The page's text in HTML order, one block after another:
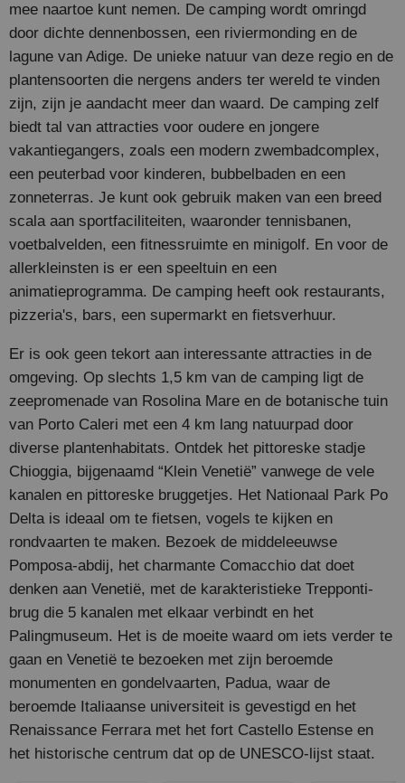
mee naartoe kunt nemen. De camping wordt omringd
door dichte dennenbossen, een riviermonding en de
lagune van Adige. De unieke natuur van deze regio en de
plantensoorten die nergens anders ter wereld te vinden
zijn, zijn je aandacht meer dan waard. De camping zelf
biedt tal van attracties voor oudere en jongere
vakantiegangers, zoals een modern zwembadcomplex,
een peuterbad voor kinderen, bubbelbaden en een
zonneterras. Je kunt ook gebruik maken van een breed
scala aan sportfaciliteiten, waaronder tennisbanen,
voetbalvelden, een fitnessruimte en minigolf. En voor de
allerkleinsten is er een speeltuin en een
animatieprogramma. De camping heeft ook restaurants,
pizzeria's, bars, een supermarkt en fietsverhuur.
Er is ook geen tekort aan interessante attracties in de
omgeving. Op slechts 1,5 km van de camping ligt de
zeepromenade van Rosolina Mare en de botanische tuin
van Porto Caleri met een 4 km lang natuurpad door
diverse plantenhabitats. Ontdek het pittoreske stadje
Chioggia, bijgenaamd “Klein Venetië” vanwege de vele
kanalen en pittoreske bruggetjes. Het Nationaal Park Po
Delta is ideaal om te fietsen, vogels te kijken en
rondvaarten te maken. Bezoek de middeleeuwse
Pomposa-abdij, het charmante Comacchio dat doet
denken aan Venetië, met de karakteristieke Trepponti-
brug die 5 kanalen met elkaar verbindt en het
Palingmuseum. Het is de moeite waard om iets verder te
gaan en Venetië te bezoeken met zijn beroemde
monumenten en gondelvaarten, Padua, waar de
beroemde Italiaanse universiteit is gevestigd en het
Renaissance Ferrara met het fort Castello Estense en
het historische centrum dat op de UNESCO-lijst staat.